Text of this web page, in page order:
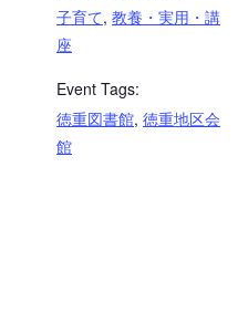
子育て, 教養・実用・講
座
Event Tags:
徳重図書館, 徳重地区会
館